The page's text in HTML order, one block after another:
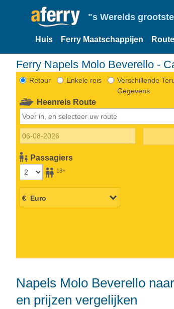
"s Werelds
Huis Ferry Maatschappijen
Ferry Napels Molo Beverello -
Retour Enkele reis
Verschillende
Gegevens
Heenreis Route
Passagiers
18+
Napels Molo Beverello naar Casamicciola veerboten. Veerboten, tijden
en prijzen vergelijken